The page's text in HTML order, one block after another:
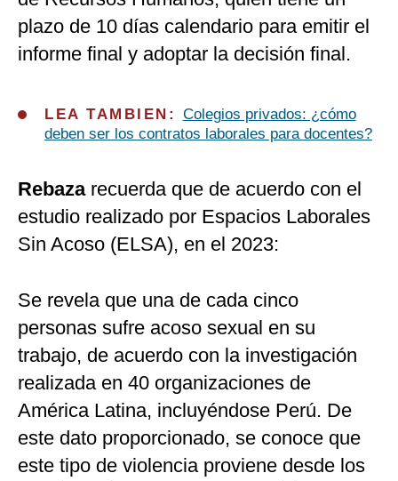
plazo de 10 días calendario para emitir el
informe final y adoptar la decisión final.
LEA TAMBIEN: Colegios privados: ¿cómo
deben ser los contratos laborales para docentes?
Rebazarecuerda que de acuerdo con el
estudio realizado por Espacios Laborales
Sin Acoso (ELSA), en el 2023:
Se revela que una de cada cinco
personas sufre acoso sexual en su
trabajo, de acuerdo con la investigación
realizada en 40 organizaciones de
América Latina, incluyéndose Perú. De
este dato proporcionado, se conoce que
este tipo de violencia proviene desde los